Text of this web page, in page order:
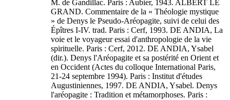
M. de Gandillac. Paris : Aubier, 1943. ALBERT LE
GRAND. Commentaire de la « Théologie mystique
» de Denys le Pseudo-Aréopagite, suivi de celui des
Épîtres I-IV. trad. Paris : Cerf, 1993. DE ANDIA, La
voie et le voyageur essai d'anthropologie de la vie
spirituelle. Paris : Cerf, 2012. DE ANDIA, Ysabel
(dir.). Denys l'Aréopagite et sa postérité en Orient et
en Occident (Actes du colloque International Paris,
21-24 septembre 1994). Paris : Institut d'études
Augustiniennes, 1997. DE ANDIA, Ysabel. Denys
l'aréopagite : Tradition et métamorphoses. Paris :